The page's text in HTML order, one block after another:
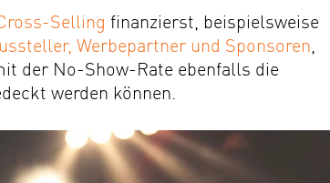
Selling finanzierst, beispielsweise
Werbepartner und Sponsoren,
der No-Show-Rate ebenfalls die
werden können.